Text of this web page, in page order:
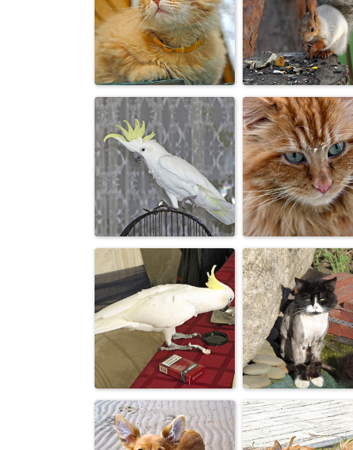
...я дум великих...
...а по-русски
рыжий...
В мечтах о
будущем.
...да орешки
грызет.
А в зоопарке
тиграм не
докладывают
мя...
Какая
Не видел,